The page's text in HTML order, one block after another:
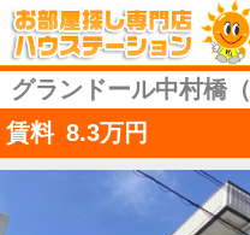
グランドール中村橋（
賃料 8.3万円